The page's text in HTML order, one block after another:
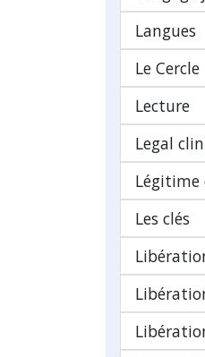
Langues
Le Cercle
Lecture
Legal
Légitime
Les clés